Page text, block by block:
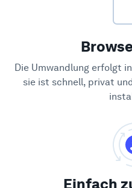
Die Umwandlung erfolgt
sie ist schnell, privat
Einfach